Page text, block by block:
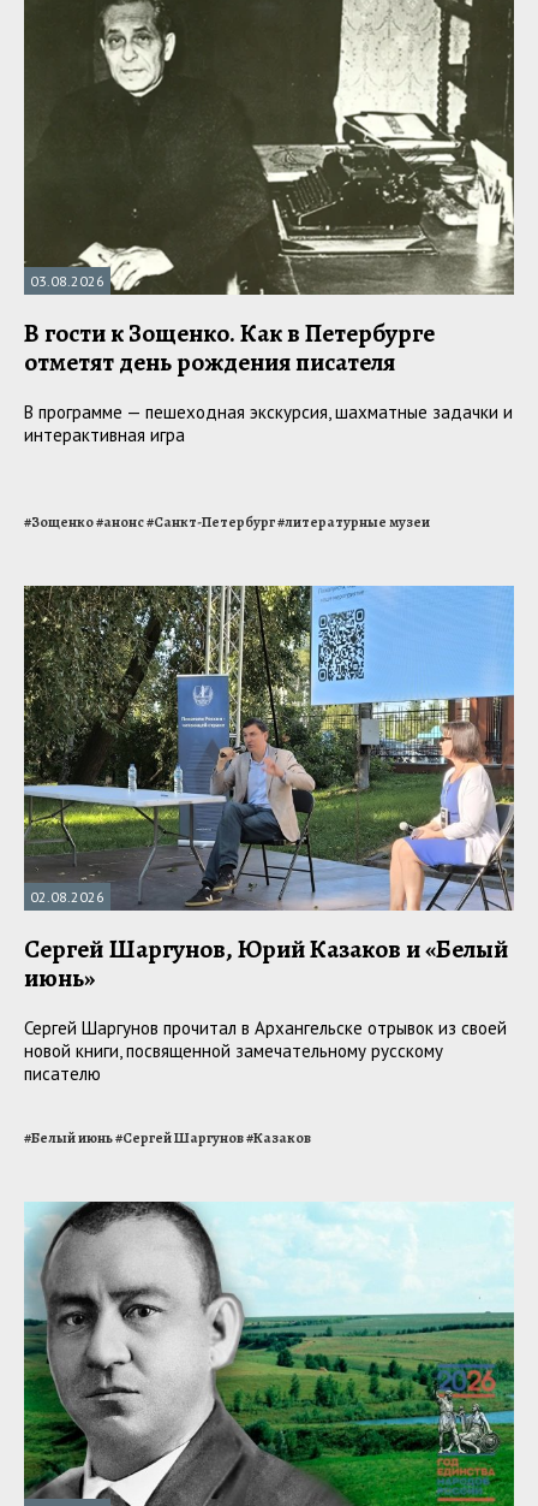
03.08.2026
В гости к Зощенко. Как в Петербурге
отметят день рождения писателя
В программе — пешеходная экскурсия, шахматные задачки и
интерактивная игра
#Зощенко#анонс#Санкт-Петербург#литературные музеи
02.08.2026
Сергей Шаргунов, Юрий Казаков и «Белый
июнь»
Сергей Шаргунов прочитал в Архангельске отрывок из своей
новой книги, посвященной замечательному русскому
писателю
#Белый июнь#Сергей Шаргунов#Казаков